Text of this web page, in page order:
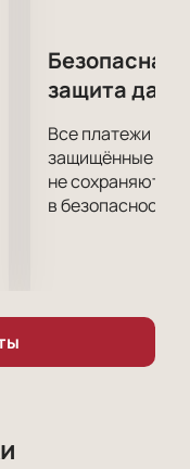
образцом
Безопасная
защита
Все платежи
защищённые
не сохраняются
в безопасности.